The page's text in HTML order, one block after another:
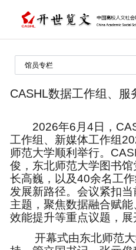
跳
转
到
馆员专栏
年度阅读报告
宣传材料
宣传图片
宣传视频
CASHL通讯
CASHL使用排行榜
CASHL奖项
2026年6月4日，
工作组、新媒体工作组
师范大学顺利举行。
俊，东北师范大学图书
长高巍，以及40余名工
发展新路径。会议紧扣
主题，聚焦数据融合赋
效能提升等重点议题，展
开幕式由东北师范